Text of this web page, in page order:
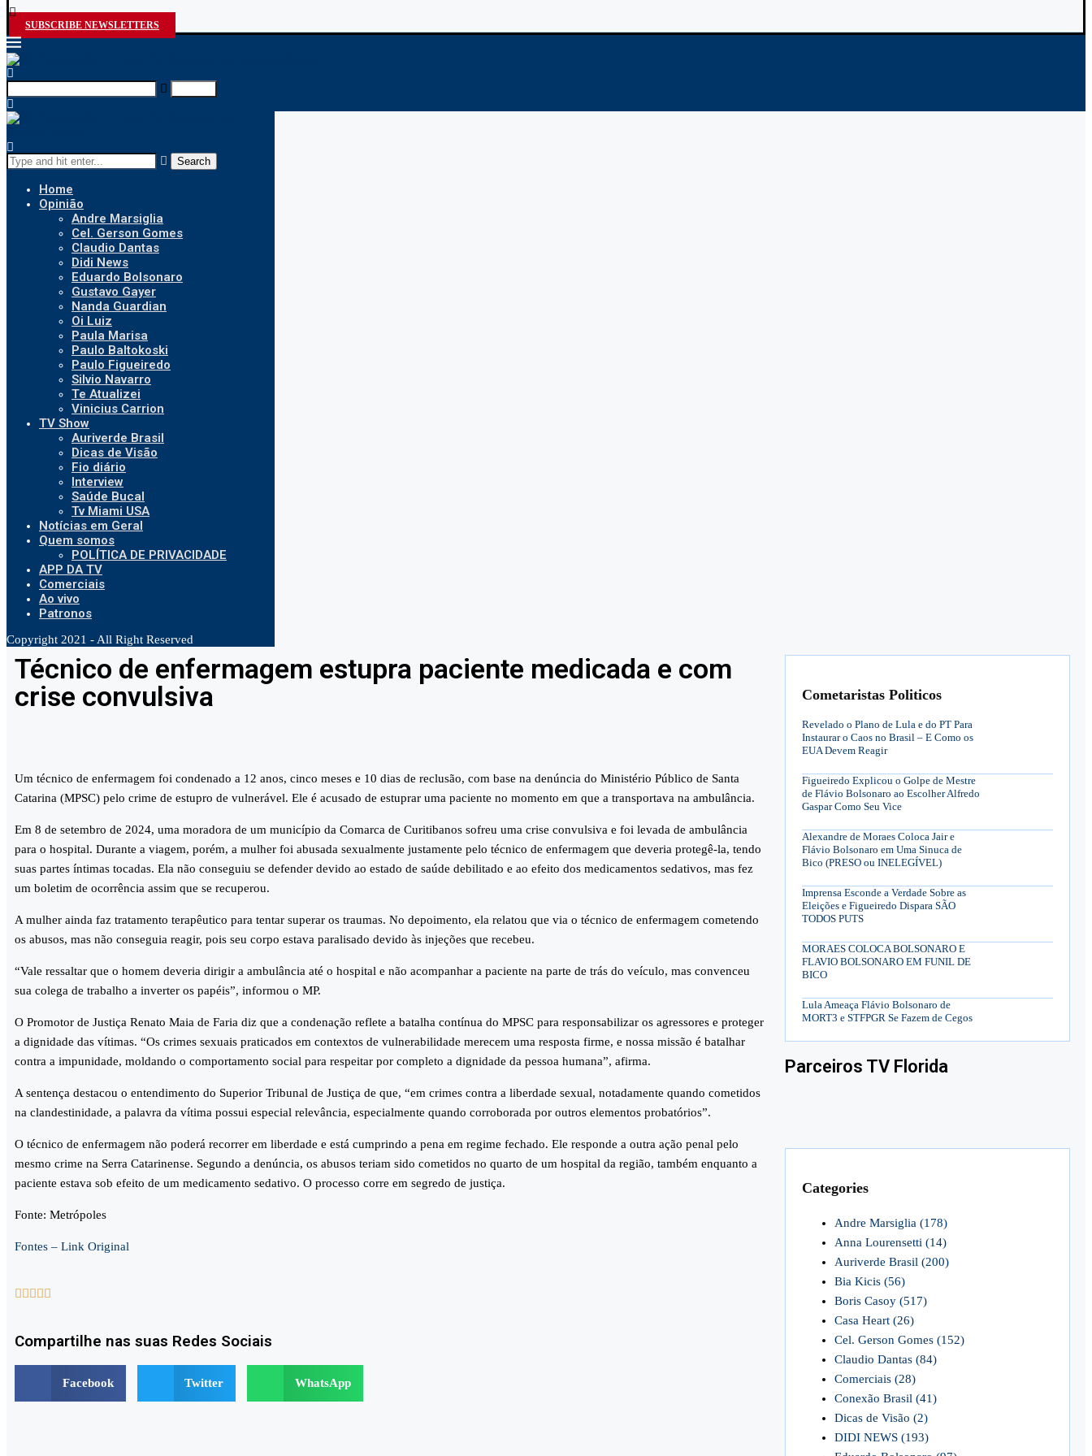
SUBSCRIBE NEWSLETTERS
Search
Home
Opinião
Andre Marsiglia
Cel. Gerson Gomes
Claudio Dantas
Didi News
Eduardo Bolsonaro
Gustavo Gayer
Nanda Guardian
Oi Luiz
Paula Marisa
Paulo Baltokoski
Paulo Figueiredo
Silvio Navarro
Te Atualizei
Vinicius Carrion
TV Show
Auriverde Brasil
Dicas de Visão
Fio diário
Interview
Saúde Bucal
Tv Miami USA
Notícias em Geral
Quem somos
POLÍTICA DE PRIVACIDADE
APP DA TV
Comerciais
Ao vivo
Patronos
Copyright 2021 - All Right Reserved
Técnico de enfermagem estupra paciente medicada e com
crise convulsiva
Um técnico de enfermagem foi condenado a 12 anos, cinco meses e 10 dias de reclusão, com base na denúncia do Ministério Público de Santa
Catarina (MPSC) pelo crime de estupro de vulnerável. Ele é acusado de estuprar uma paciente no momento em que a transportava na ambulância.
Em 8 de setembro de 2024, uma moradora de um município da Comarca de Curitibanos sofreu uma crise convulsiva e foi levada de ambulância
para o hospital. Durante a viagem, porém, a mulher foi abusada sexualmente justamente pelo técnico de enfermagem que deveria protegê-la, tendo
suas partes íntimas tocadas. Ela não conseguiu se defender devido ao estado de saúde debilitado e ao efeito dos medicamentos sedativos, mas fez
um boletim de ocorrência assim que se recuperou.
A mulher ainda faz tratamento terapêutico para tentar superar os traumas. No depoimento, ela relatou que via o técnico de enfermagem cometendo
os abusos, mas não conseguia reagir, pois seu corpo estava paralisado devido às injeções que recebeu.
“Vale ressaltar que o homem deveria dirigir a ambulância até o hospital e não acompanhar a paciente na parte de trás do veículo, mas convenceu
sua colega de trabalho a inverter os papéis”, informou o MP.
O Promotor de Justiça Renato Maia de Faria diz que a condenação reflete a batalha contínua do MPSC para responsabilizar os agressores e proteger
a dignidade das vítimas. “Os crimes sexuais praticados em contextos de vulnerabilidade merecem uma resposta firme, e nossa missão é batalhar
contra a impunidade, moldando o comportamento social para respeitar por completo a dignidade da pessoa humana”, afirma.
A sentença destacou o entendimento do Superior Tribunal de Justiça de que, “em crimes contra a liberdade sexual, notadamente quando cometidos
na clandestinidade, a palavra da vítima possui especial relevância, especialmente quando corroborada por outros elementos probatórios”.
O técnico de enfermagem não poderá recorrer em liberdade e está cumprindo a pena em regime fechado. Ele responde a outra ação penal pelo
mesmo crime na Serra Catarinense. Segundo a denúncia, os abusos teriam sido cometidos no quarto de um hospital da região, também enquanto a
paciente estava sob efeito de um medicamento sedativo. O processo corre em segredo de justiça.
Fonte: Metrópoles
Fontes – Link Original
    
Compartilhe nas suas Redes Sociais
Facebook Twitter WhatsApp
Cometaristas Politicos
Revelado o Plano de Lula e do PT Para
Instaurar o Caos no Brasil – E Como os
EUA Devem Reagir
Figueiredo Explicou o Golpe de Mestre
de Flávio Bolsonaro ao Escolher Alfredo
Gaspar Como Seu Vice
Alexandre de Moraes Coloca Jair e
Flávio Bolsonaro em Uma Sinuca de
Bico (PRESO ou INELEGÍVEL)
Imprensa Esconde a Verdade Sobre as
Eleições e Figueiredo Dispara SÃO
TODOS PUTS
MORAES COLOCA BOLSONARO E
FLAVIO BOLSONARO EM FUNIL DE
BICO
Lula Ameaça Flávio Bolsonaro de
MORT3 e STFPGR Se Fazem de Cegos
Parceiros TV Florida
Categories
Andre Marsiglia(178)
Anna Lourensetti(14)
Auriverde Brasil(200)
Bia Kicis(56)
Boris Casoy(517)
Casa Heart(26)
Cel. Gerson Gomes(152)
Claudio Dantas(84)
Comerciais(28)
Conexão Brasil(41)
Dicas de Visão(2)
DIDI NEWS(193)